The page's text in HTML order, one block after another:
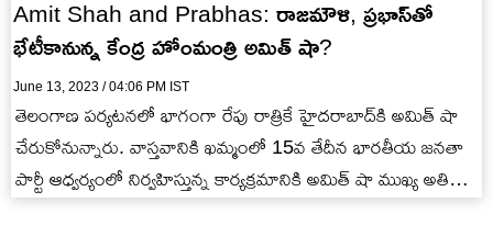
Amit Shah and Prabhas: రాజమౌళి, ప్రభాస్‭తో
భేటీకానున్న కేంద్ర హోంమంత్రి అమిత్ షా?
June 13, 2023 / 04:06 PM IST
తెలంగాణ పర్యటనలో భాగంగా రేపు రాత్రికే హైదరాబాద్‭కి అమిత్ షా
చేరుకోనున్నారు. వాస్తవానికి ఖమ్మంలో 15వ తేదీన భారతీయ జనతా
పార్టీ ఆధ్వర్యంలో నిర్వహిస్తున్న కార్యక్రమానికి అమిత్ షా ముఖ్య అతిథిగా